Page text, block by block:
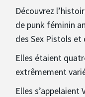
Découvrez
de punk féminin
des Sex Pistols et
Elles étaient
extrêmement
Elles s’appelaient